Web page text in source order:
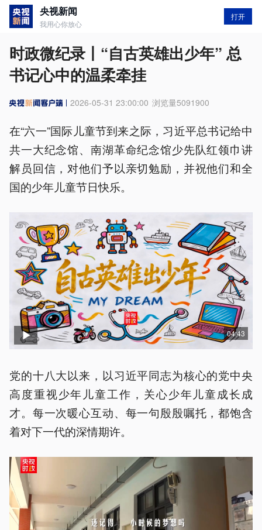
央视新闻
我用心你放心
打开
时政微纪录丨“自古英雄出少年” 总
书记心中的温柔牵挂
2026-05-31 23:00:00 浏览量5091900
在“六一”国际儿童节到来之际，习近平总书记给中
共一大纪念馆、南湖革命纪念馆少先队红领巾讲
解员回信，对他们予以亲切勉励，并祝他们和全
国的少年儿童节日快乐。
04:43
党的十八大以来，以习近平同志为核心的党中央
高度重视少年儿童工作，关心少年儿童成长成
才。每一次暖心互动、每一句殷殷嘱托，都饱含
着对下一代的深情期许。